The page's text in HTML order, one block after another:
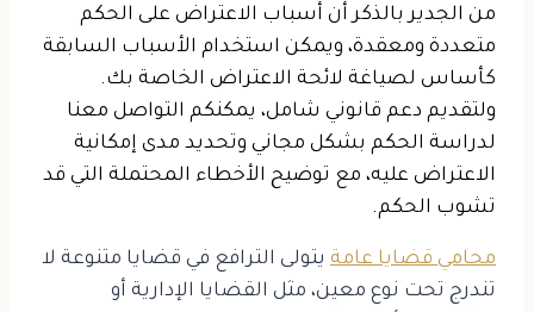
من الجدير بالذكر أن أسباب الاعتراض على الحكم
متعددة ومعقدة، ويمكن استخدام الأسباب السابقة
كأساس لصياغة لائحة الاعتراض الخاصة بك.
ولتقديم دعم قانوني شامل، يمكنكم التواصل معنا
لدراسة الحكم بشكل مجاني وتحديد مدى إمكانية
الاعتراض عليه، مع توضيح الأخطاء المحتملة التي قد
تشوب الحكم.
محامي قضايا عامة يتولى الترافع في قضايا متنوعة لا
تندرج تحت نوع معين، مثل القضايا الإدارية أو